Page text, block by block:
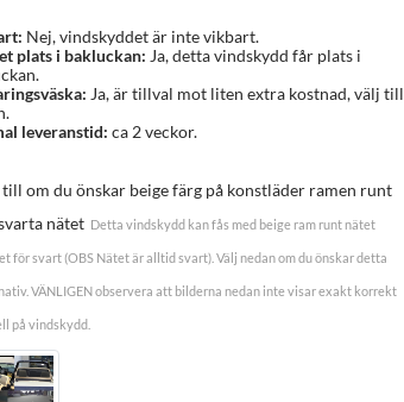
Nej, vindskyddet är inte vikbart.
plats i bakluckan: Ja, detta vindskydd får plats i
Ja, är tillval mot liten extra kostnad, välj till
leveranstid: ca 2 veckor.
om du önskar beige färg på konstläder ramen runt
nätet Detta vindskydd kan fås med beige ram runt nätet
för svart (OBS Nätet är alltid svart). Välj nedan om du önskar detta
VÄNLIGEN observera att bilderna nedan inte visar exakt korrekt
på vindskydd.